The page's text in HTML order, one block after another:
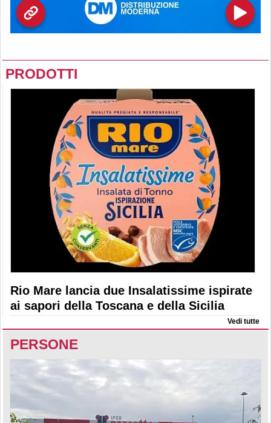
PRODOTTI
Rio Mare lancia due Insalatissime ispirate
ai sapori della Toscana e della Sicilia
Vedi tutte
PERSONE